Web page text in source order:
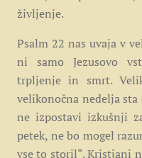
življenje.
Psalm 22 nas uvaja v
ni samo Jezusovo
trpljenje in smrt.
velikonočna nedelja sta
ne izpostavi izkušnji
petek, ne bo mogel
vse to storil“. Kristjani